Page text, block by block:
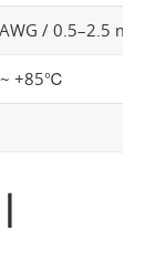
/ 0.5–2.5 mm²
+85℃